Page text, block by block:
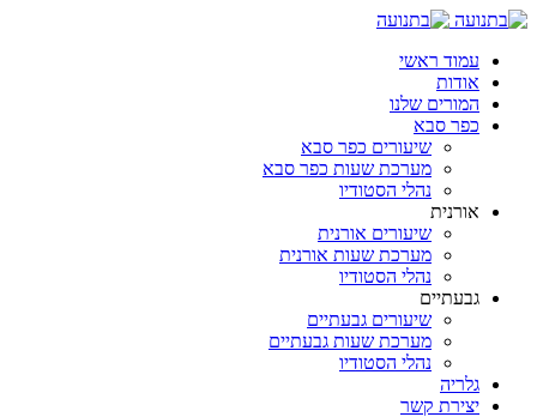
עמוד ראשי
אודות
המורים שלנו
כפר סבא
שיעורים כפר סבא
מערכת שעות כפר סבא
נהלי הסטודיו
אורנית
שיעורים אורנית
מערכת שעות אורנית
נהלי הסטודיו
גבעתיים
שיעורים גבעתיים
מערכת שעות גבעתיים
נהלי הסטודיו
גלריה
יצירת קשר